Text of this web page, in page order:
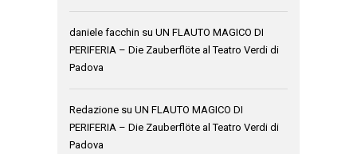
daniele facchin su UN FLAUTO MAGICO DI
PERIFERIA – Die Zauberflöte al Teatro Verdi di
Padova
Redazione su UN FLAUTO MAGICO DI
PERIFERIA – Die Zauberflöte al Teatro Verdi di
Padova